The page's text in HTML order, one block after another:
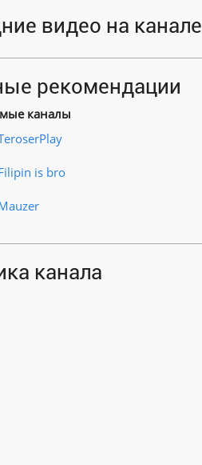
видео на канале
рекомендации
каналы
is bro
канала